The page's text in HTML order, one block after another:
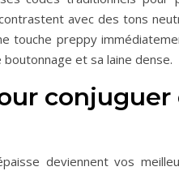
avec des tons
touche preppy
et sa laine dense.
deviennent vos